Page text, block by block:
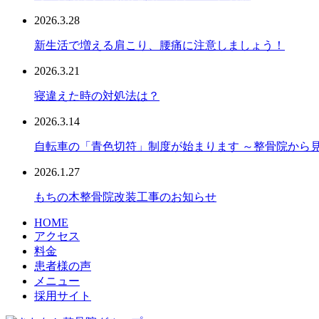
2026.3.28
新生活で増える肩こり、腰痛に注意しましょう！
2026.3.21
寝違えた時の対処法は？
2026.3.14
自転車の「青色切符」制度が始まります ～整骨院から
2026.1.27
もちの木整骨院改装工事のお知らせ
HOME
アクセス
料金
患者様の声
メニュー
採用サイト